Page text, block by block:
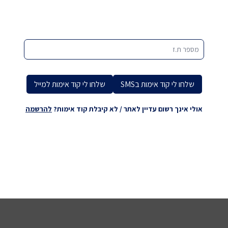
מספר ת.ז
שלחו לי קוד אימות למייל שלחו לי קוד אימות בSMS
אולי אינך רשום עדיין לאתר / לא קיבלת קוד אימות? להרשמה